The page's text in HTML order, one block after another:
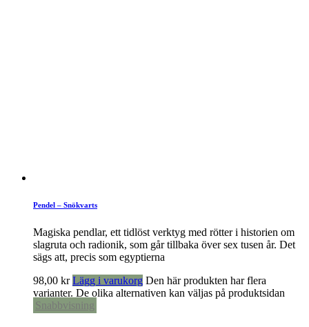
Pendel – Snökvarts
Magiska pendlar, ett tidlöst verktyg med rötter i historien om
slagruta och radionik, som går tillbaka över sex tusen år. Det
sägs att, precis som egyptierna
98,00 kr Lägg i varukorg Den här produkten har flera
varianter. De olika alternativen kan väljas på produktsidan
Snabbvisning